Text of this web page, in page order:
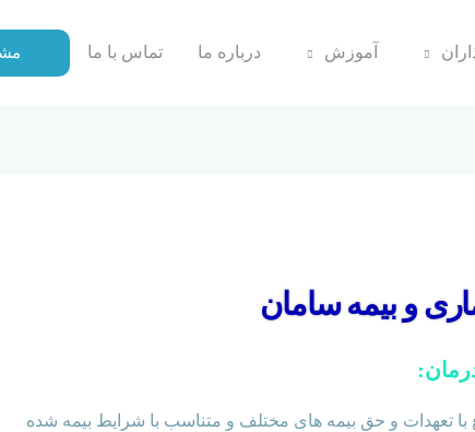
آموزش درباره ما تماس با ما
سامان و بیمه آسماری
و بیمه سامان
با تعهدات و حق بیمه های مختلف و متناسب با شرایط بیمه شده